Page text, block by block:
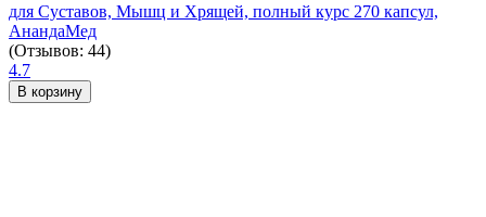
для Суставов, Мышц и Хрящей, полный курс 270 капсул,
АнандаМед
(Отзывов: 44)
4.7
В корзину